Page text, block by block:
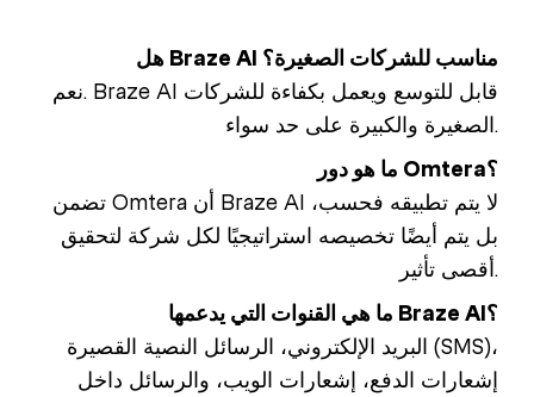
هل Braze AI مناسب للشركات الصغيرة؟
نعم. Braze AI قابل للتوسع ويعمل بكفاءة للشركات
الصغيرة والكبيرة على حد سواء.
ما هو دور Omtera؟
تضمن Omtera أن Braze AI لا يتم تطبيقه فحسب،
بل يتم أيضًا تخصيصه استراتيجيًا لكل شركة لتحقيق
أقصى تأثير.
ما هي القنوات التي يدعمها Braze AI؟
البريد الإلكتروني، الرسائل النصية القصيرة (SMS)،
إشعارات الدفع، إشعارات الويب، والرسائل داخل